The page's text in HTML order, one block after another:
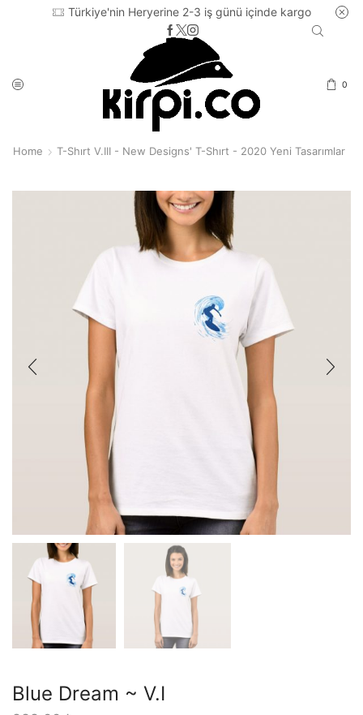
Türkiye'nin Heryerine 2-3 iş günü içinde kargo
0
Home T-Shırt V.III - New Designs' T-Shırt - 2020 Yeni Tasarımlar
Blue Dream ~ V.I